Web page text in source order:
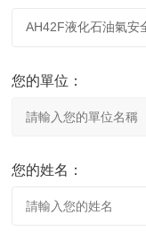
您的單位：
您的姓名：